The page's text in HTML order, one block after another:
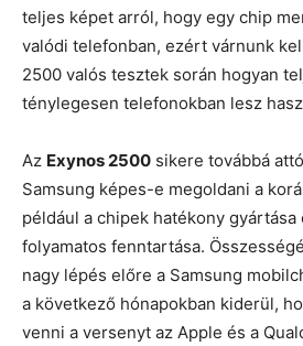
teljes képet arról, hogy egy chip
valódi telefonban, ezért várnunk
2500 valós tesztek során hogyan
ténylegesen telefonokban lesz
Az Exynos 2500 sikere továbbá
Samsung képes-e megoldani a
például a chipek hatékony gyártása
folyamatos fenntartása.
nagy lépés előre a Samsung
a következő hónapokban kiderül,
venni a versenyt az Apple és a